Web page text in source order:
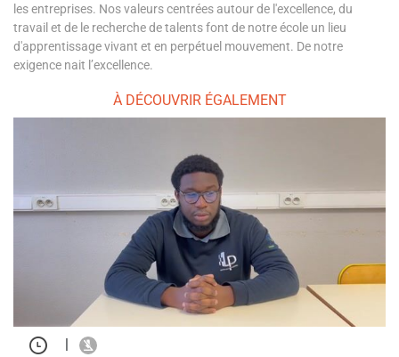
les entreprises. Nos valeurs centrées autour de l'excellence, du
travail et de le recherche de talents font de notre école un lieu
d'apprentissage vivant et en perpétuel mouvement. De notre
exigence nait l’excellence.
À DÉCOUVRIR ÉGALEMENT